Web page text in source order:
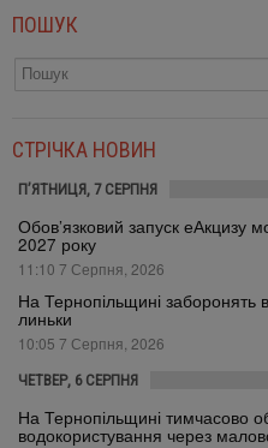
ПОШУК
СТРІЧКА НОВИН
П’ЯТНИЦЯ, 7 СЕРПНЯ
Обов’язковий запуск еАкцизу
2027 року
11:10 7 Серпня, 2026
На Тернопільщині заборонять
линьки
10:05 7 Серпня, 2026
ЧЕТВЕР, 6 СЕРПНЯ
На Тернопільщині тимчасово
водокористування через